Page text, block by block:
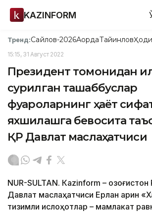
KAZINFORM
Тренд:Сайлов-2026АқордаТайинлов
15:15, 31 Август 2022
Президент томонидан
сурилган ташаббуслар
фуқароларнинг ҳаёт
яхшилашга бевосита
ҚР Давлат маслаҳатчиси
NUR-SULTAN. Кazinform –
Давлат маслаҳатчиси Ерлан Қарин
тизимли ислоҳотлар – мамлакат